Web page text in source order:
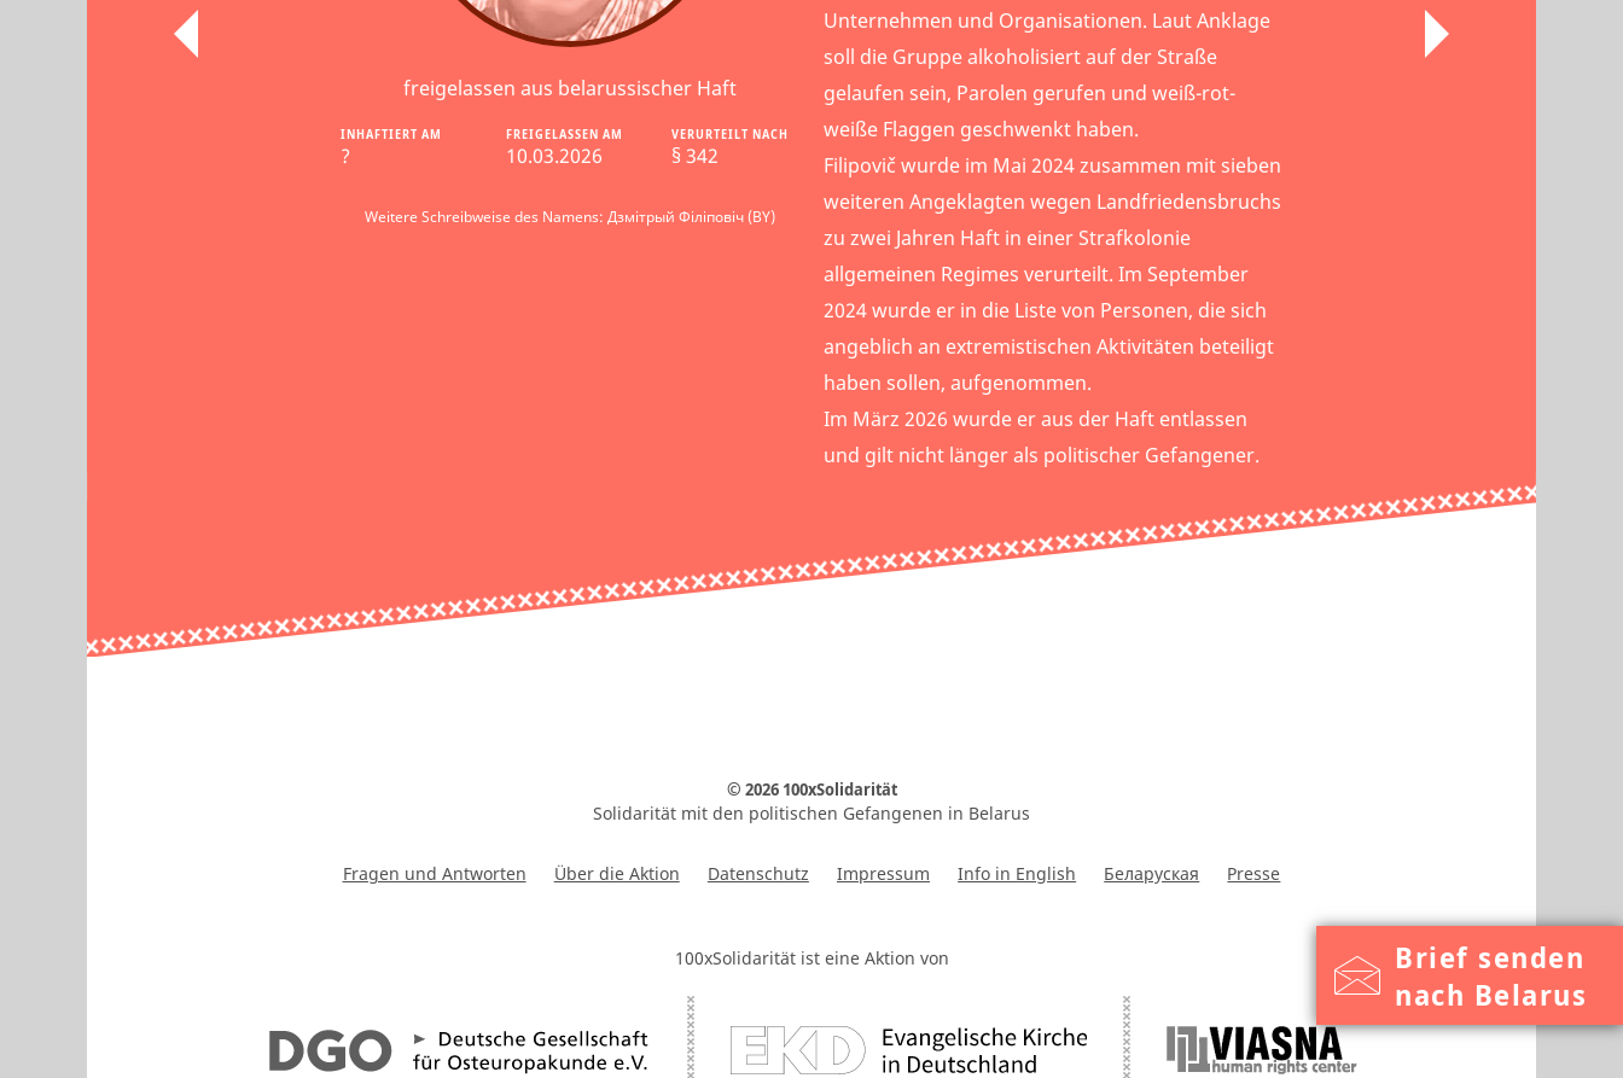
Brief senden
nach Belarus
freigelassen aus belarussischer Haft
INHAFTIERT AM
?
FREIGELASSEN AM
10.03.2026
VERURTEILT NACH
§ 342
Weitere Schreibweise des Namens: Дзмітрый Філіповіч (BY)
Unternehmen und Organisationen. Laut Anklage
soll die Gruppe alkoholisiert auf der Straße
gelaufen sein, Parolen gerufen und weiß-rot-
weiße Flaggen geschwenkt haben.
Filipovič wurde im Mai 2024 zusammen mit sieben
weiteren Angeklagten wegen Landfriedensbruchs
zu zwei Jahren Haft in einer Strafkolonie
allgemeinen Regimes verurteilt. Im September
2024 wurde er in die Liste von Personen, die sich
angeblich an extremistischen Aktivitäten beteiligt
haben sollen, aufgenommen.
Im März 2026 wurde er aus der Haft entlassen
und gilt nicht länger als politischer Gefangener.
© 2026 100xSolidarität
Solidarität mit den politischen Gefangenen in Belarus
Fragen und Antworten Über die Aktion Datenschutz Impressum Info in English Беларуская Presse
100xSolidarität ist eine Aktion von